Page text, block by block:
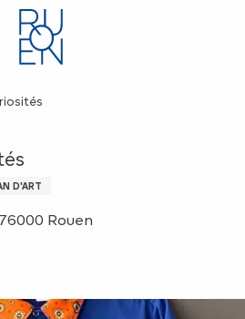
D'ART
Rouen